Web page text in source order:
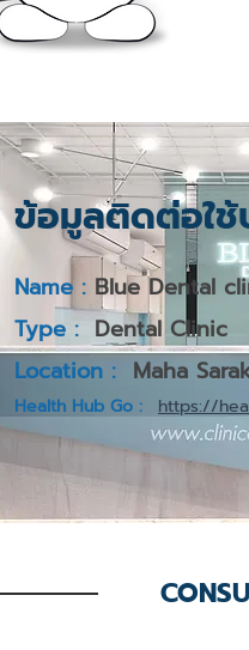
ข้อมูลติดต่อใ
Name : Blue Dental
Type : Dental Clinic
Location : Maha
Health Hub Go : https://